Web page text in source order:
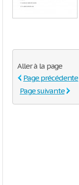
Aller à la page
Page précédente
Page suivante